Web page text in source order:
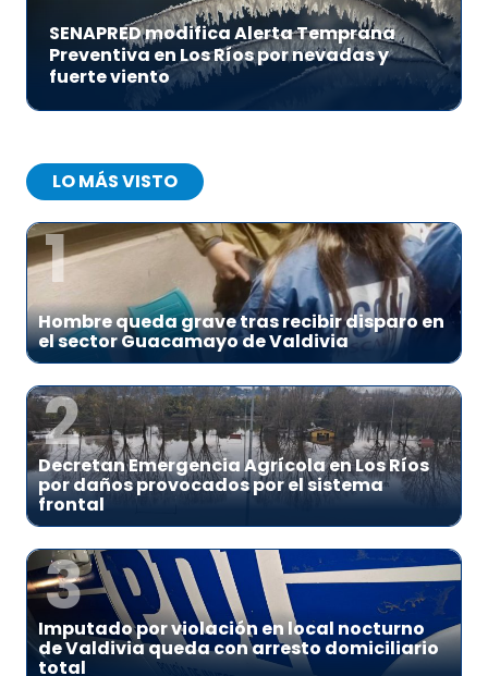
SENAPRED modifica Alerta Temprana
Preventiva en Los Ríos por nevadas y
fuerte viento
LO MÁS VISTO
1
Hombre queda grave tras recibir disparo en
el sector Guacamayo de Valdivia
2
Decretan Emergencia Agrícola en Los Ríos
por daños provocados por el sistema
frontal
3
Imputado por violación en local nocturno
de Valdivia queda con arresto domiciliario
total